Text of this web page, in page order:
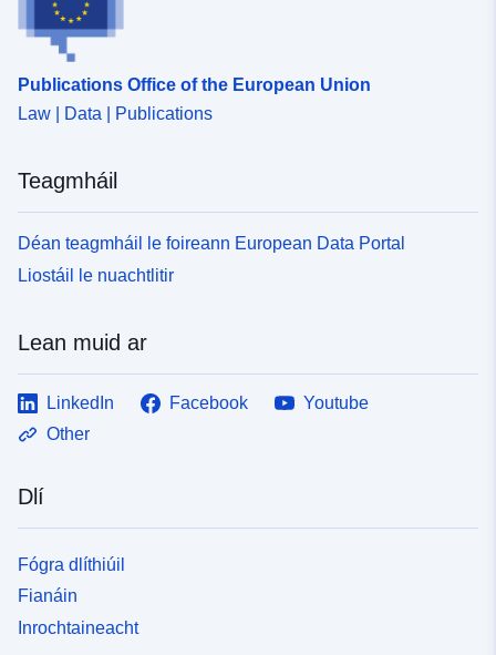
Publications Office of the European Union
Law | Data | Publications
Teagmháil
Déan teagmháil le foireann European Data Portal
Liostáil le nuachtlitir
Lean muid ar
LinkedIn Facebook
Youtube
Other
Dlí
Fógra dlíthiúil
Fianáin
Inrochtaineacht